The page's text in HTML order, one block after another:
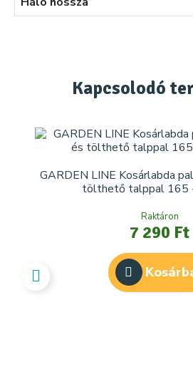
Kapcsolodó
GARDEN LINE Kosárlabda
tölthető talppal 165
Raktáron
7 290 Ft